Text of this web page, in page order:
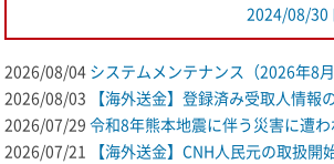
2024/08/30
2026/08/04 システムメンテナンス（2026年8
2026/08/03
【海外送金】登録済み受取人情報
2026/07/29 令和8年熊本地震に伴う災害に遭
2026/07/21
【海外送金】CNH人民元の取扱